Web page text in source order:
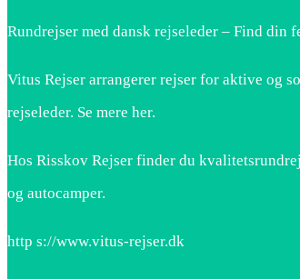
Rundrejser med dansk rejseleder – Find din
Vitus Rejser arrangerer rejser for aktive og
rejseleder. Se mere her.
Hos Risskov Rejser finder du
og autocamper.
http s://www.vitus-rejser.dk